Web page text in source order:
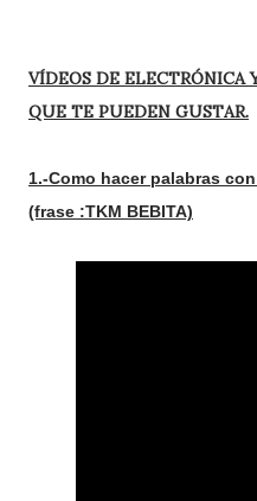
VÍDEOS DE ELECTRÓNICA
QUE TE PUEDEN GUSTAR.
1.-Como hacer palabras
(frase :TKM BEBITA)